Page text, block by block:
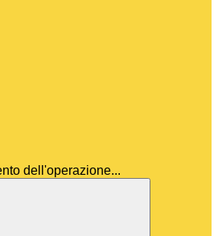
dell'operazione...